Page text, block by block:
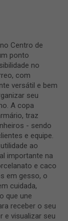
Centro de
ponto
no
com
versátil e bem
seu
A copa
traz
- sendo
e equipe.
ao
importante na
e caco
em gesso, o
cuidada,
que une
receber o seu
e visualizar seu